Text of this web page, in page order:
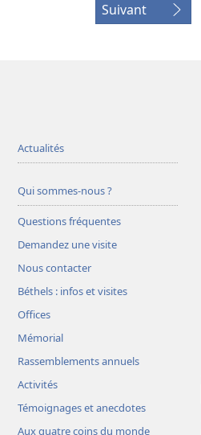
Suivant
Actualités
Qui sommes-nous ?
Questions fréquentes
Demandez une visite
Nous contacter
Béthels : infos et visites
Offices
Mémorial
Rassemblements annuels
Activités
Témoignages et anecdotes
Aux quatre coins du monde